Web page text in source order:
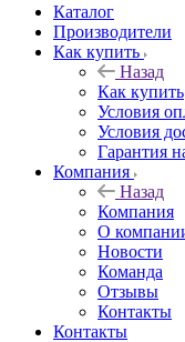
Каталог
Производители
Как купить
Назад
Как купить
Условия
Условия
Гарантия
Компания
Назад
Компания
О
Новости
Команда
Отзывы
Контакты
Контакты